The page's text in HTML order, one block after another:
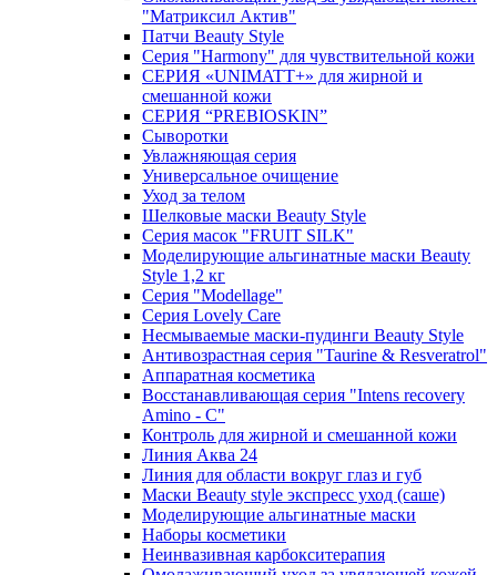
"Матриксил Актив"
Патчи Beauty Style
Серия "Harmony" для чувствительной кожи
СЕРИЯ «UNIMATT+» для жирной и
смешанной кожи
СЕРИЯ “PREBIOSKIN”
Сыворотки
Увлажняющая серия
Универсальное очищение
Уход за телом
Шелковые маски Beauty Style
Серия масок "FRUIT SILK"
Моделирующие альгинатные маски Beauty
Style 1,2 кг
Серия "Modellage"
Cерия Lovely Care
Несмываемые маски-пудинги Beauty Style
Антивозрастная серия "Taurine & Resveratrol"
Аппаратная косметика
Восстанавливающая серия "Intens recovery
Amino - C"
Контроль для жирной и смешанной кожи
Линия Аква 24
Линия для области вокруг глаз и губ
Маски Beauty style экспресс уход (саше)
Моделирующие альгинатные маски
Наборы косметики
Неинвазивная карбокситерапия